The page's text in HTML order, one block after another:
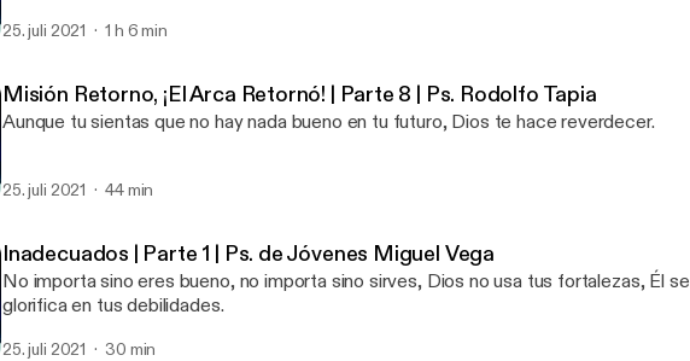
25. juli 2021 1 h 6 min
Misión Retorno, ¡El Arca Retornó! | Parte 8 | Ps. Rodolfo Tapia
Aunque tu sientas que no hay nada bueno en tu futuro, Dios te hace reverdecer.
25. juli 2021 44 min
Inadecuados | Parte 1 | Ps. de Jóvenes Miguel Vega
No importa sino eres bueno, no importa sino sirves, Dios no usa tus fortalezas, Él se
glorifica en tus debilidades.
25. juli 2021 30 min